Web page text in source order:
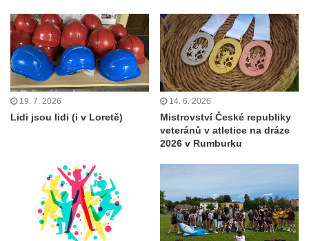
19. 7. 2026
Lidi jsou lidi (i v Loretě)
14. 6. 2026
Mistrovství České republiky
veteránů v atletice na dráze
2026 v Rumburku